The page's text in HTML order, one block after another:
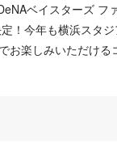
ベイスターズ フ
！今年も横浜スタ
お楽しみいただける